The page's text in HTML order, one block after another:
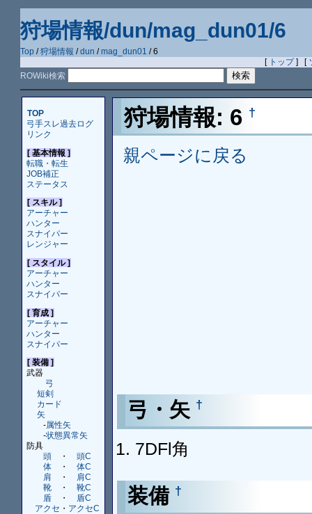
狩場情報/dun/mag_dun01/6
Top /狩場情報 /dun /mag_dun01 / 6
[ トップ] [
ROWiki検索
TOP
弓手スレ過去ログ
リンク
[ 基本情報 ]
転職・転生
JOB補正
ステータス
[ スキル ]
アーチャー
ハンター
スナイパー
レンジャー
[ スタイル ]
アーチャー
ハンター
スナイパー
[ 育成 ]
アーチャー
ハンター
スナイパー
[ 装備 ]
武器
弓
短剣
カード
矢
-属性矢
-状態異常矢
防具
頭
・
頭C
体
・
体C
肩
・
肩C
靴
・
靴C
盾
・
盾C
アクセ ・ アクセC
狩場情報: 6 †
親ページに戻る
弓・矢 †
7DFl角
装備 †